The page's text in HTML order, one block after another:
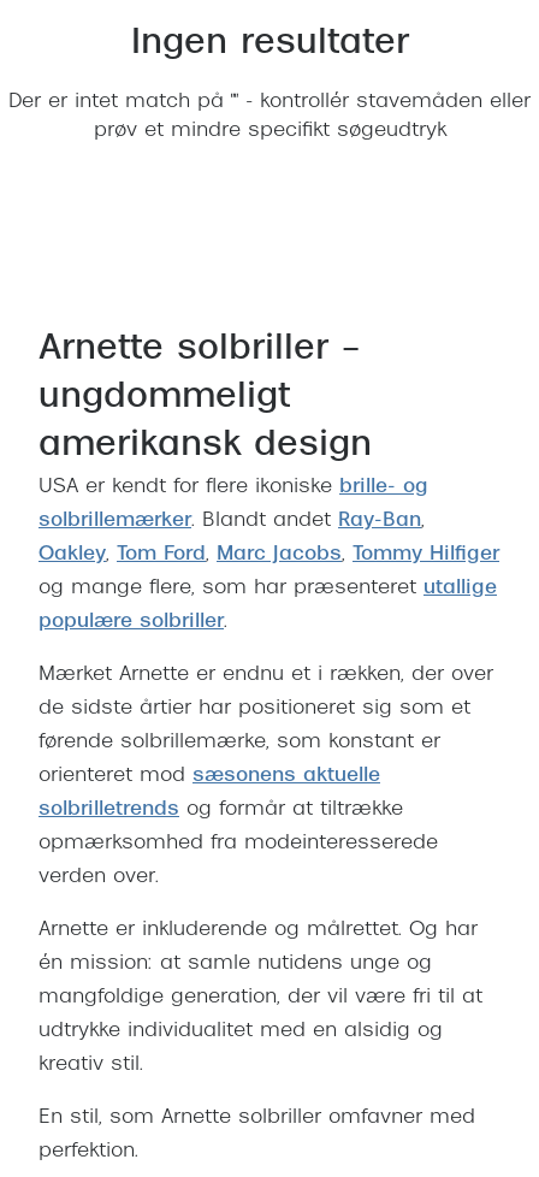
Få tjekket dit syn
Synsprøve med sundhedstjek
Brilleglas og priser
Nikon brilleglas
Transitions®
Form og farve
Ansigtsform og briller
Briller til øjne, næse, bryn og kinder
Pilotbriller
Gennemsigtige briller
Røde briller
Populære brillemærker
Ray-Ban
Oakley
Ray-Ban
Armani
Tom
Ingen resultater
Der er intet match på "" - kontrollér stavemåden eller
prøv et mindre specifikt søgeudtryk
Arnette solbriller –
ungdommeligt
amerikansk design
USA er kendt for flere ikoniske brille- og
solbrillemærker. Blandt andet Ray-Ban,
Oakley, Tom Ford, Marc Jacobs,
Tommy Hilfiger
og mange flere, som har præsenteret utallige
populære solbriller.
Mærket Arnette er endnu et i rækken, der over
de sidste årtier har positioneret sig som et
førende solbrillemærke, som konstant er
orienteret mod sæsonens aktuelle
solbrilletrends og formår at tiltrække
opmærksomhed fra modeinteresserede
verden over.
Arnette er inkluderende og målrettet. Og har
én mission: at samle nutidens unge og
mangfoldige generation, der vil være fri til at
udtrykke individualitet med en alsidig og
kreativ stil.
En stil, som Arnette solbriller omfavner med
perfektion.